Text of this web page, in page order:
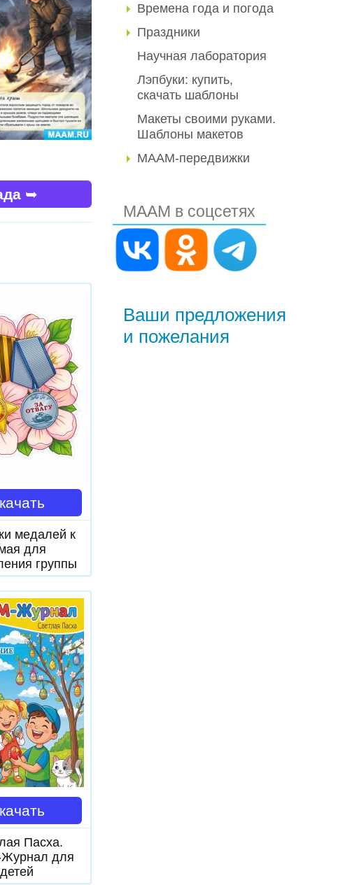
➥
медалей к
для
группы
Пасха.
для
детей
Времена года и погода
Праздники
Научная лаборатория
Лэпбуки: купить,
скачать шаблоны
Макеты своими руками.
Шаблоны макетов
МААМ-передвижки
МААМ в соцсетях
Ваши предложения
и пожелания